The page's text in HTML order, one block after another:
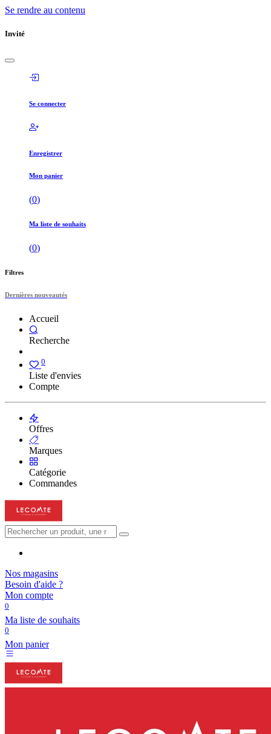
Se rendre au contenu
Invité
Se connecter
Enregistrer
Mon panier
(0)
Ma liste de souhaits
(0)
Filtres
Dernières nouveautés
Accueil
Recherche
0
Liste d'envies
Compte
Offres
Marques
Catégorie
Commandes
Nos magasins
Besoin d'aide ?
Mon compte
0
Ma liste de souhaits
0
Mon panier